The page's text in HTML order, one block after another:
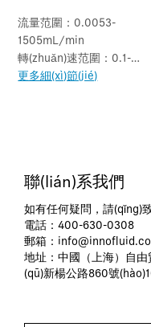
流量范圍：0.0053-
1505mL/min
轉(zhuǎn)速范圍：0.1-
350rpm
更多細(xì)節(jié)
聯(lián)系我們
如有任何疑問，請
電話：400-630-0308
郵箱：
地址：中國（上海）自
(qū)新楊公路860號